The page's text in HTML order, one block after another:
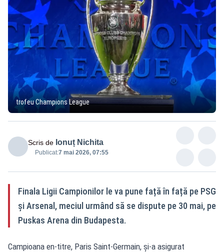
trofeu Champions League
Scris de Ionuț Nichita
Publicat:7 mai 2026, 07:55
Finala Ligii Campionilor le va pune față în față pe PSG
și Arsenal, meciul urmând să se dispute pe 30 mai, pe
Puskas Arena din Budapesta.
Campioana en-titre, Paris Saint-Germain, și-a asigurat